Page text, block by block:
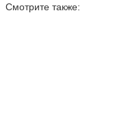
Смотрите также: